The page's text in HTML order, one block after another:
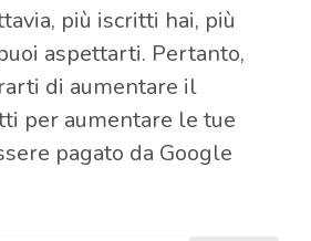
più iscritti hai, più
aspettarti. Pertanto,
di aumentare il
per aumentare le tue
pagato da Google